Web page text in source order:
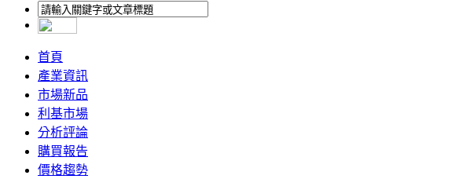
首頁
產業資訊
市場新品
利基市場
分析評論
購買報告
價格趨勢